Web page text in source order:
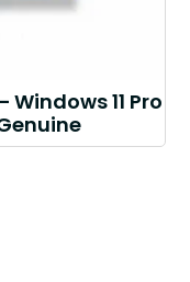
11 Pro